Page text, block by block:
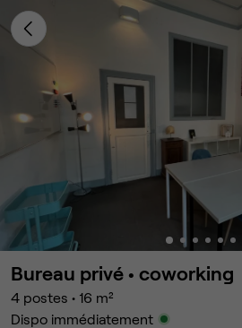
Bureau privé • coworking
4 postes • 16 m²
Dispo immédiatement